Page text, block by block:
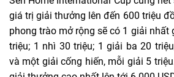
giá trị giải thưởng lên đến 600 triệu
phong trào mở rộng sẽ có 1 giải nhất
triệu; 1 nhì 30 triệu; 1 giải ba 20
và một giải cống hiến, mỗi giải 5